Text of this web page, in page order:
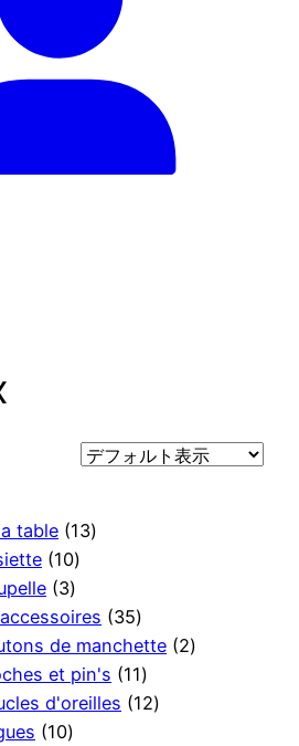
table 131
の
商
品
101
0
個
の
商
品
33
個
の
商
品
353
5
個
の
de manchette 22
et pin's 111
1
d'oreilles 121
101